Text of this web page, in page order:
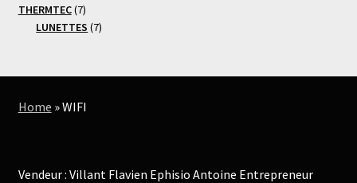
produit
THERMTEC 77
produits
LUNETTES 77
Home »WIFI
Vendeur : Villant Flavien Ephisio Antoine Entrepreneur